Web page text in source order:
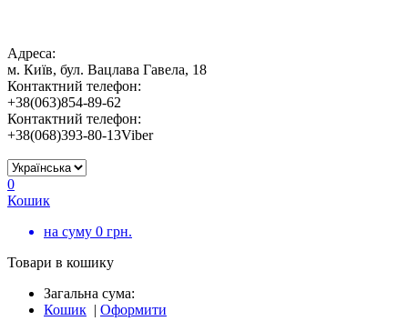
Адреса:
м. Київ, бул. Вацлава Гавела, 18
Контактний телефон:
+38(063)854-89-62
Контактний телефон:
+38(068)393-80-13Viber
0
Кошик
на суму 0 грн.
Товари в кошику
Загальна сума:
Кошик | Оформити